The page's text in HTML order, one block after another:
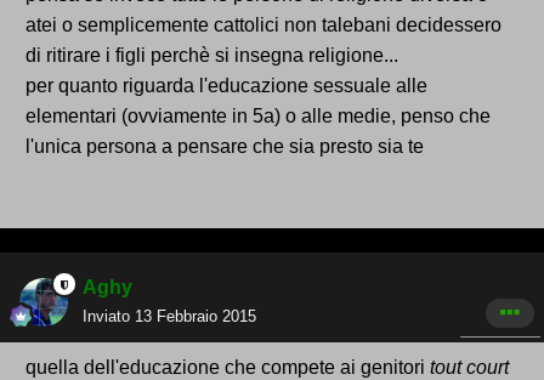
atei o semplicemente cattolici non talebani decidessero
di ritirare i figli perchè si insegna religione...
per quanto riguarda l'educazione sessuale alle
elementari (ovviamente in 5a) o alle medie, penso che
l'unica persona a pensare che sia presto sia te
Aghy
Inviato 13 Febbraio 2015
quella dell'educazione che compete ai genitori tout court